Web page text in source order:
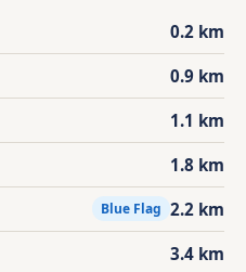
0.2 km
0.9 km
1.1 km
1.8 km
Blue Flag 2.2 km
3.4 km